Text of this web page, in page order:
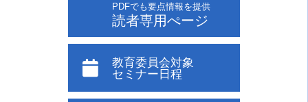
PDFでも要点情報を提供
読者専用ぺージ
教育委員会対象
セミナー日程